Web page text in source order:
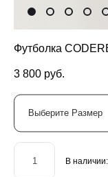
Футболка
3 800 pуб.
Выберите Размер
В наличии: